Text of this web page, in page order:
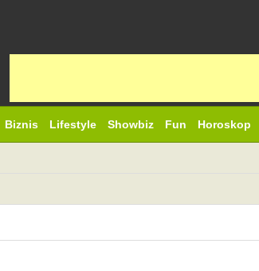
Biznis Lifestyle Showbiz Fun Horoskop